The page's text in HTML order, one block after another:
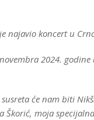
najavio koncert u
2024.
će nam biti
moja